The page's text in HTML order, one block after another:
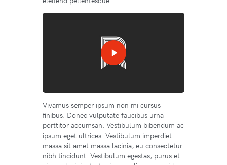
Vivamus semper ipsum non mi cursus
finibus. Donec vulputate faucibus urna
porttitor accumsan. Vestibulum bibendum ac
ipsum eget ultrices. Vestibulum imperdiet
massa sit amet massa lacinia, eu consectetur
nibh tincidunt. Vestibulum egestas, purus et